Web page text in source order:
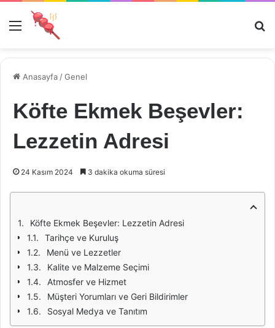
Menü
Anasayfa /Genel
Köfte Ekmek Beşevler:
Lezzetin Adresi
24 Kasım 2024 3 dakika okuma süresi
Köfte Ekmek Beşevler: Lezzetin Adresi
Tarihçe ve Kuruluş
Menü ve Lezzetler
Kalite ve Malzeme Seçimi
Atmosfer ve Hizmet
Müşteri Yorumları ve Geri Bildirimler
Sosyal Medya ve Tanıtım